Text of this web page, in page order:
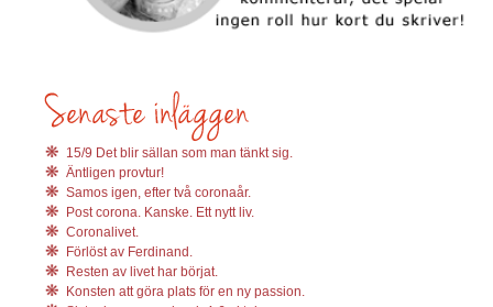
15/9 Det blir sällan som man tänkt sig.
Äntligen provtur!
Samos igen, efter två coronaår.
Post corona. Kanske. Ett nytt liv.
Coronalivet.
Förlöst av Ferdinand.
Resten av livet har börjat.
Konsten att göra plats för en ny passion.